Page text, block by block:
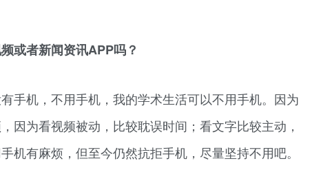
或者新闻资讯APP吗？
手机，不用手机，我的学术生活可以不用手机。因为
因为看视频被动，比较耽误时间；看文字比较主动，
有麻烦，但至今仍然抗拒手机，尽量坚持不用吧。